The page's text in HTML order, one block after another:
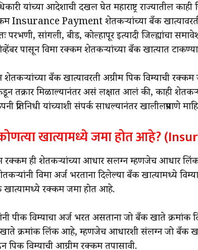
यांच्या आदेशाची दखल घेत महाराष्ट्र राज्यातील
Insurance Payment शेतकऱ्यांच्या बँक
परभणी, सांगली, बीड, कोल्हापूर इत्यादी जिल्ह्यांचा
पासून विमा रक्कम शेतकऱ्यांच्या बँक खात्यात
बँक खात्यावरती अग्रीम पिक विम्याची
तक्रार मिळाल्यानंतर असं लक्षात आलं की, काही
प्रतिनिधी यांच्याशी संपर्क साधल्यानंतर खालीलप्रमाणे
खात्यामध्ये जमा होत आहे?
रक्कम ही शेतकऱ्यांच्या आधार सलग्न म्हणजेच आधार
विमा अर्ज भरताना दिलेल्या बँक खात्यामध्ये
रक्कम जमा होत आहे.
पीक विम्याचा अर्ज भरत असताना जो बँक खाते क्रमांक
खाते क्रमांक लिंक आहे, म्हणजेच आधारशी संलग्न जो बँक